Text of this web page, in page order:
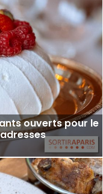
ouverts pour le